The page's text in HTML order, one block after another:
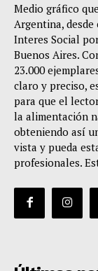
Medio gráfico
Argentina, desde
Interes Social
Buenos Aires.
23.000
claro y preciso,
para que el
la alimentación
obteniendo así
vista y pueda
profesionales.